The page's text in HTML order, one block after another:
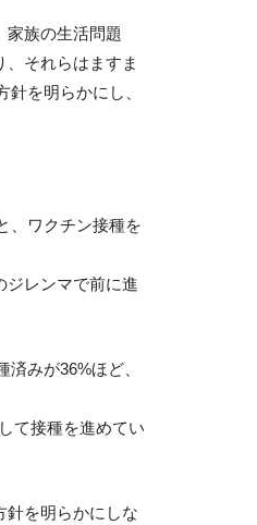
家族の生活問題
、それらはますま
を明らかにし、
、ワクチン接種を
ジレンマで前に進
みが36%ほど、
て接種を進めてい
針を明らかにしな